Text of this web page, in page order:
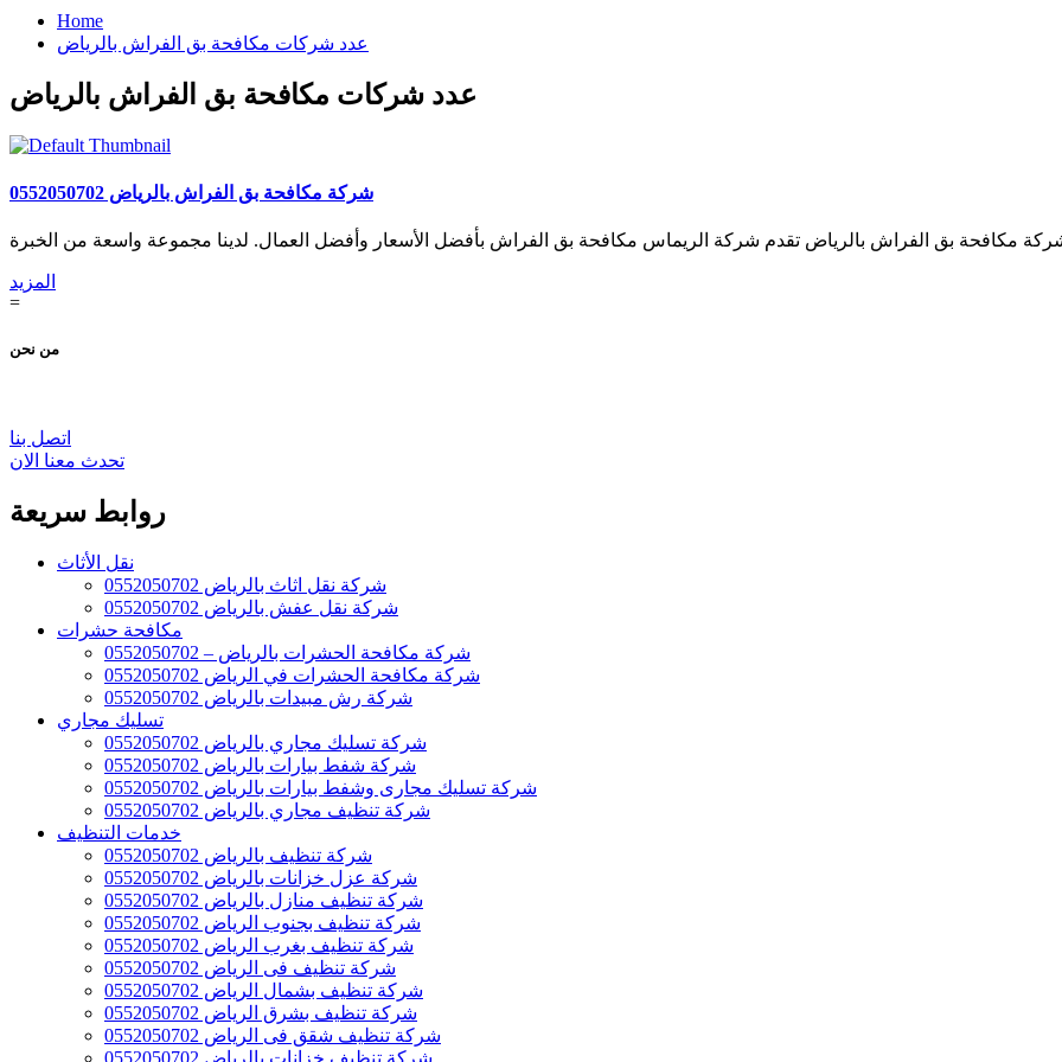
Home
عدد شركات مكافحة بق الفراش بالرياض
عدد شركات مكافحة بق الفراش بالرياض
شركة مكافحة بق الفراش بالرياض 0552050702
المزيد
=
من نحن
اتصل بنا
تحدث معنا الان
روابط سريعة
نقل الأثاث
شركة نقل اثاث بالرياض 0552050702
شركة نقل عفش بالرياض 0552050702
مكافحة حشرات
شركة مكافحة الحشرات بالرياض – 0552050702
شركة مكافحة الحشرات في الرياض 0552050702
شركة رش مبيدات بالرياض 0552050702
تسليك مجاري
شركة تسليك مجاري بالرياض 0552050702
شركة شفط بيارات بالرياض 0552050702
شركة تسليك مجارى وشفط بيارات بالرياض 0552050702
شركة تنظيف مجاري بالرياض 0552050702
خدمات التنظيف
شركة تنظيف بالرياض 0552050702
شركة عزل خزانات بالرياض 0552050702
شركة تنظيف منازل بالرياض 0552050702
شركة تنظيف بجنوب الرياض 0552050702
شركة تنظيف بغرب الرياض 0552050702
شركة تنظيف فى الرياض 0552050702
شركة تنظيف بشمال الرياض 0552050702
شركة تنظيف بشرق الرياض 0552050702
شركة تنظيف شقق فى الرياض 0552050702